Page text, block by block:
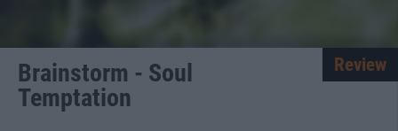
Brainstorm - Soul
Temptation
Review